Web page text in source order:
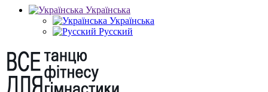
Українська
Українська
Русский